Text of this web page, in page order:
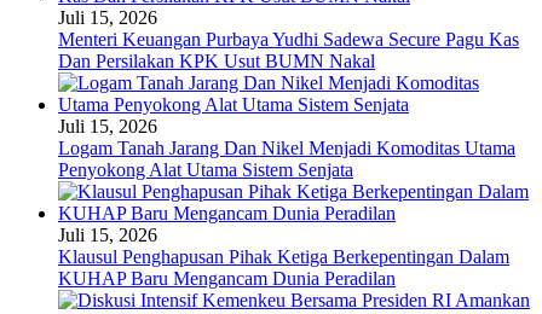
Juli 15, 2026
Menteri Keuangan Purbaya Yudhi Sadewa Secure Pagu Kas
Dan Persilakan KPK Usut BUMN Nakal
Juli 15, 2026
Logam Tanah Jarang Dan Nikel Menjadi Komoditas Utama
Penyokong Alat Utama Sistem Senjata
Juli 15, 2026
Klausul Penghapusan Pihak Ketiga Berkepentingan Dalam
KUHAP Baru Mengancam Dunia Peradilan